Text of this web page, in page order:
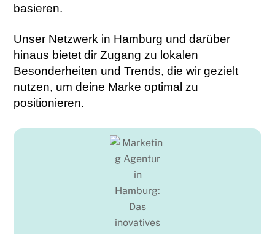
basieren.
Unser Netzwerk in Hamburg und darüber
hinaus bietet dir Zugang zu lokalen
Besonderheiten und Trends, die wir gezielt
nutzen, um deine Marke optimal zu
positionieren.